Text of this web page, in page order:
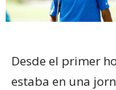
Desde el primer
estaba en una